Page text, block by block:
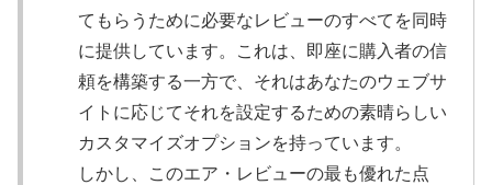
てもらうために必要なレビューのすべてを同時
に提供しています。これは、即座に購入者の信
頼を構築する一方で、それはあなたのウェブサ
イトに応じてそれを設定するための素晴らしい
カスタマイズオプションを持っています。
しかし、このエア・レビューの最も優れた点